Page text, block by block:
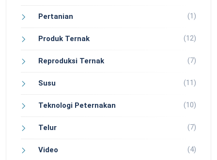
Pertanian (1)
Produk Ternak (12)
Reproduksi Ternak (7)
Susu (11)
Teknologi Peternakan (10)
Telur (7)
Video (4)